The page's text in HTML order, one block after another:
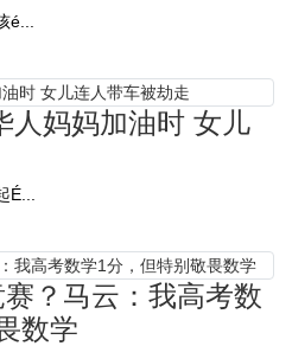
é...
人妈妈加油时 女儿
？马云：我高考数
数学